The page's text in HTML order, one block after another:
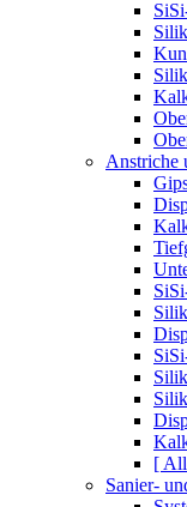
Anstriche
[
Sanier-